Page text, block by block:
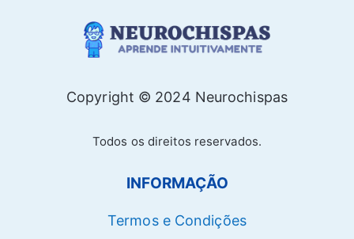
Copyright © 2024 Neurochispas
Todos os direitos reservados.
INFORMAÇÃO
Termos e Condições